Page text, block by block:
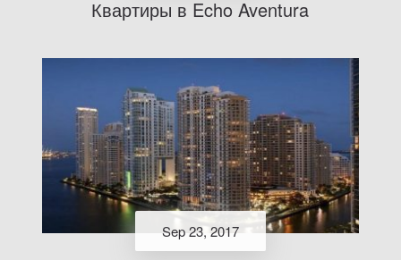
Квартиры в Echo Aventura
Sep 23, 2017